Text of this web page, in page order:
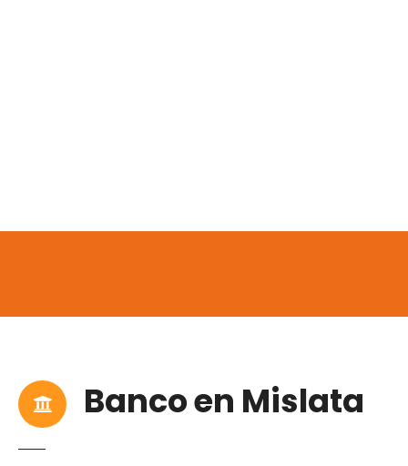
Banco en Mislata